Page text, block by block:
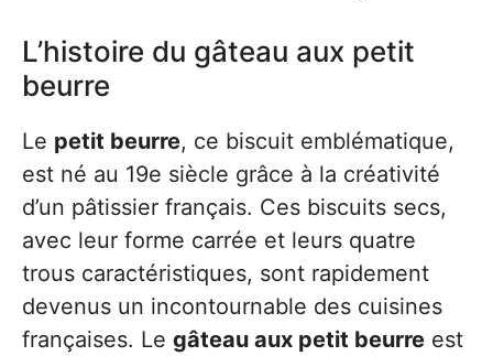
L’histoire du gâteau aux petit
beurre
Le petit beurre, ce biscuit emblématique,
est né au 19e siècle grâce à la créativité
d’un pâtissier français. Ces biscuits secs,
avec leur forme carrée et leurs quatre
trous caractéristiques, sont rapidement
devenus un incontournable des cuisines
françaises. Le gâteau aux petit beurre est